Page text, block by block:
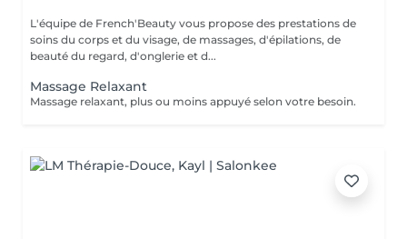
L'équipe de French'Beauty vous propose des prestations de
soins du corps et du visage, de massages, d'épilations, de
beauté du regard, d'onglerie et d...
Massage Relaxant
Massage relaxant, plus ou moins appuyé selon votre besoin.